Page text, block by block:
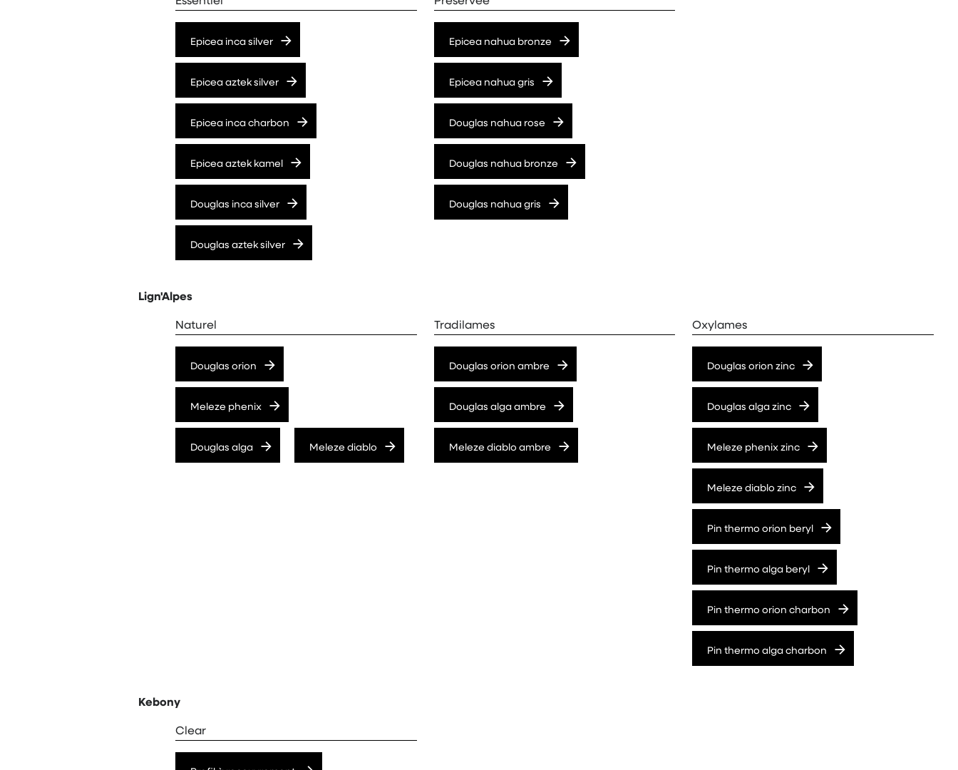
Epicea inca silver
Epicea aztek silver
Epicea inca charbon
Epicea aztek kamel
Douglas inca silver
Douglas aztek silver
Epicea nahua bronze
Epicea nahua gris
Douglas nahua rose
Douglas nahua bronze
Douglas nahua gris
Lign'Alpes
Naturel
Douglas orion
Meleze phenix
Douglas alga Meleze diablo
Tradilames
Douglas orion ambre
Douglas alga ambre
Meleze diablo ambre
Oxylames
Douglas orion zinc
Douglas alga zinc
Meleze phenix zinc
Meleze diablo zinc
Pin thermo orion beryl
Pin thermo alga beryl
Pin thermo orion charbon
Pin thermo alga charbon
Kebony
Clear